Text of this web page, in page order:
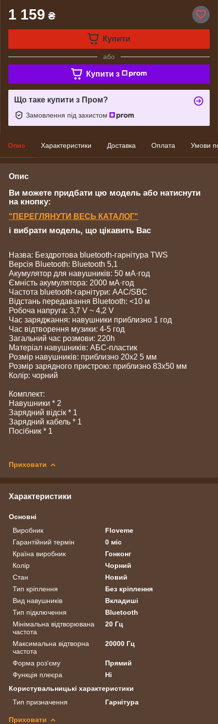
1 159 ₴
Купити
або
Купити з
Що таке купити з Пром?
Замовлення під захистом
Опис Характеристики Доставка Оплата Умови
Опис
Ви можете придбати цю модель або натиснути
на кнопку:
" ПЕРЕГЛЯНУТИ ВЕСЬ КАТАЛОГ"
і вибрати модель, що цікавить Вас
Назва: Бездротова bluetooth-гарнітура TWS
Версія Bluetooth: Bluetooth 5,1
Акумулятор для навушників: 50 мА·год
Ємність акумулятора: 2000 мА·год
Частота bluetooth-гарнітури: AAC/SBC
Відстань передавання Bluetooth: <10 м
Робоча напруга: 3,7 V ~ 4,2 V
Час заряджання: навушники приблизно 1 год
Час відтворення музики: 4-5 год
Загальний час розмови: 220h
Матеріал навушників: АБС-пластик
Розмір навушників: приблизно 20x2 5 мм
Розмір зарядного пристрою: приблизно 83x50 мм
Колір: чорний
Комплект:
Навушники * 2
Зарядний відсік * 1
Зарядний кабель * 1
Посібник * 1
Приховати
Характеристики
Основні
Виробник
Floveme
Гарантійний термін
0 міс
Країна виробник
Гонконг
Колір
Чорний
Стан
Новий
Тип кріплення
Без кріплення
Вид навушників
Вкладиші
Тип підключення
Bluetooth
Мінімальна відтворювана
частота
20 Гц
Максимальна відтворна
частота
20000 Гц
Форма роз'єму
Прямий
Функція плеєра
Ні
Користувальницькі характеристики
Тип призначення
Гарнітура
Приховати